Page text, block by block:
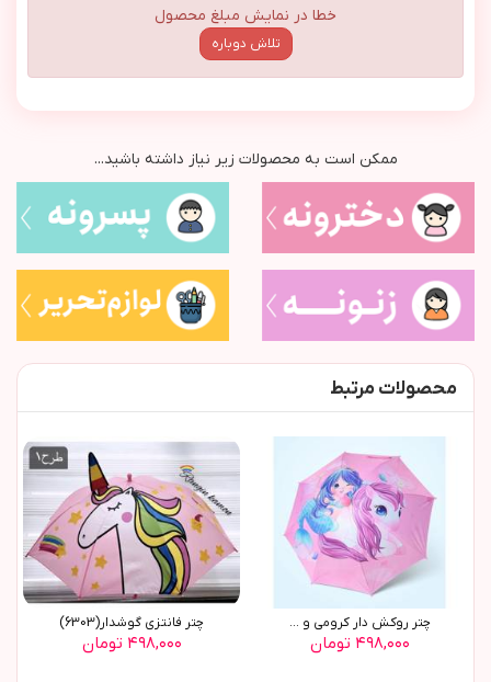
خطا در نمایش مبلغ محصول
تلاش دوباره
ممکن است به محصولات زیر نیاز داشته باشید...
محصولات مرتبط
چتر روکش دار کرومی و ...
۴۹۸,۰۰۰ تومان
چتر فانتزی گوشدار(6303)
۴۹۸,۰۰۰ تومان